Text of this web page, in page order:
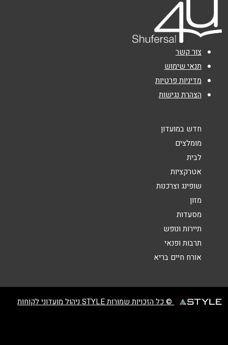
אימייל *
נושא*
אנא חזרו אלי בקשר ל...
הודעה*
צור קשר
תנאי שימוש
מדיניות פרטיות
הצהרת נגישות
חדש במועדון
מומלצים
לבית
אטרקציות
שופינג וצרכנות
מזון
מסעדות
תיירות ונופש
תרבות ופנאי
אורח חיים בריא
© כל הזכויות שמורות STYLE ניהול מועדוני לקוחות